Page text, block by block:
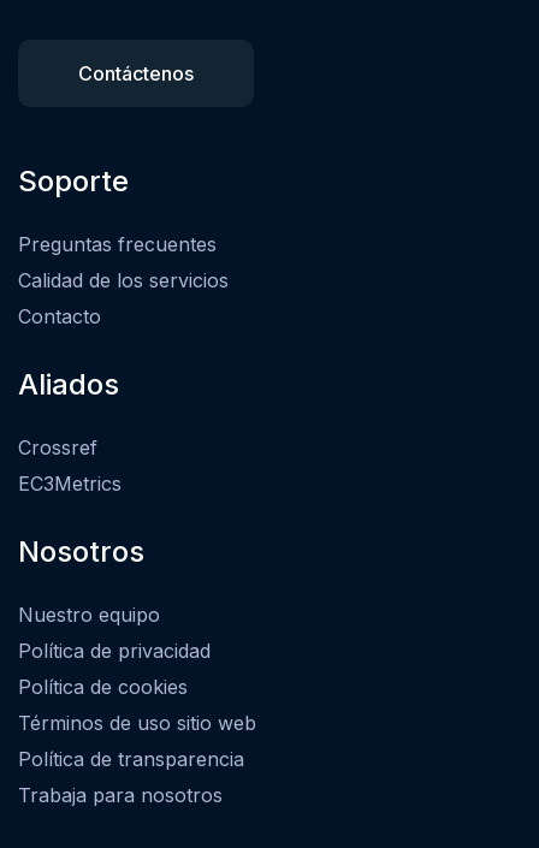
Contáctenos
Soporte
Preguntas frecuentes
Calidad de los servicios
Contacto
Aliados
Crossref
EC3Metrics
Nosotros
Nuestro equipo
Política de privacidad
Política de cookies
Términos de uso sitio web
Política de transparencia
Trabaja para nosotros